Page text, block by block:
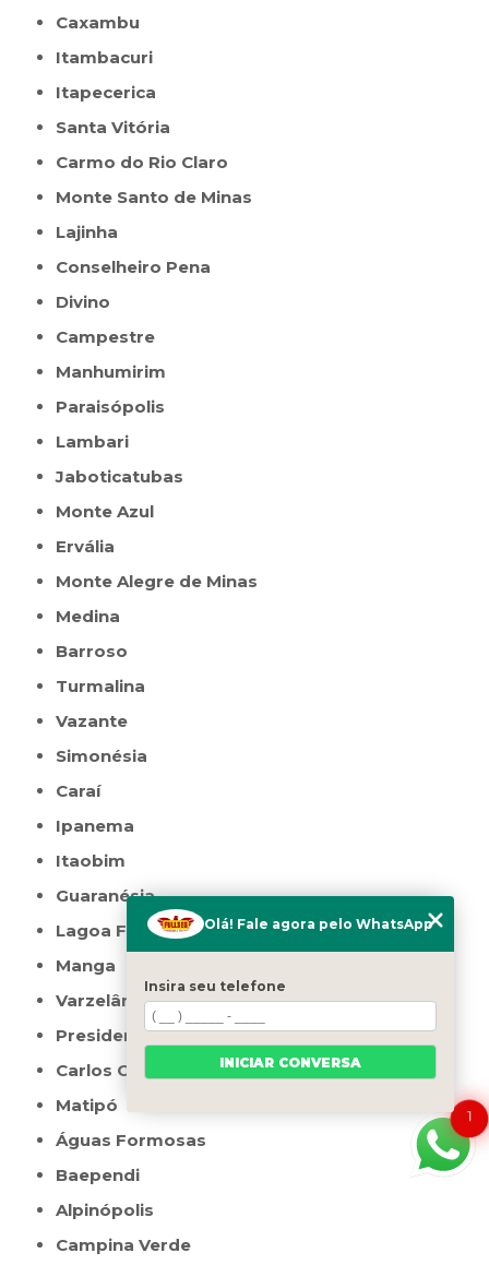
Caxambu
Itambacuri
Itapecerica
Santa Vitória
Carmo do Rio Claro
Monte Santo de Minas
Lajinha
Conselheiro Pena
Divino
Campestre
Manhumirim
Paraisópolis
Lambari
Jaboticatubas
Monte Azul
Ervália
Monte Alegre de Minas
Medina
Barroso
Turmalina
Vazante
Simonésia
Caraí
Ipanema
Itaobim
Guaranésia
Lagoa Formosa
Manga
Varzelândia
Presidente Olegário
Carlos Chagas
Matipó
Águas Formosas
Baependi
Alpinópolis
Campina Verde
1
Olá! Fale agora pelo WhatsApp
Insira seu telefone
INICIAR CONVERSA